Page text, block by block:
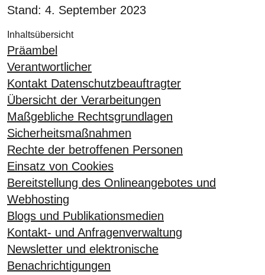
Stand: 4. September 2023
Inhaltsübersicht
Präambel
Verantwortlicher
Kontakt Datenschutzbeauftragter
Übersicht der Verarbeitungen
Maßgebliche Rechtsgrundlagen
Sicherheitsmaßnahmen
Rechte der betroffenen Personen
Einsatz von Cookies
Bereitstellung des Onlineangebotes und
Webhosting
Blogs und Publikationsmedien
Kontakt- und Anfragenverwaltung
Newsletter und elektronische
Benachrichtigungen